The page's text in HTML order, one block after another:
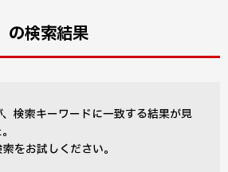
の検索結果
検索キーワードに一致する結果が見
をお試しください。